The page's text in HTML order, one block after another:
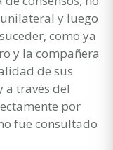
y luego
como ya
y la compañera
de sus
a través del
por
fue consultado